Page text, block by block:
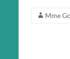
Mme